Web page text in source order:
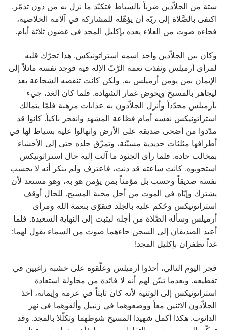
ستة من الجلاّدين ضرباً بالسياط فتكبّد ما نزل به من دون تذمّر.
اكتفى بالصَّلاة إلى ربّه أن يؤهّله للمشاركة في آلامه الخلاصية،
فجاءه صوت من العلاء يعده بإكليل المجد ‏في غضون ثلاثة أيام.
‏وكان بين الجلاّدين واحد اسمه استراتونيكس. هذا تحرّك قلبه
لمرأى أرميلس ونفذت نعمة الرَّبّ الإله فيه فوجد نفسه مائلاً إلى
الإيمان بمن يؤمن أرميلس به. ولكن كانت تنقصه الشجاعة بعد
ليجاهر بالمسيح ويخوض غمار الشهادة. فلما كان الغد، جيء
بأرميلس مجدّداً وأنزل الجلاّدون به عذابات مرهبة فلمّا يتمالك
استراتونيكس نفسه أمام فظاعة المشهد وانفجر باكياً. كانوا قد
مدّدوا من أضحى صديقه على الأرض وانهالوا عليه بسياط لها في
أطرافها مثلثات حديدية مسنّنة، وتمزّق جلده حتى إلى الأحشاء
بمخالب حادة. فلما رأى الجنود ما آلت إليه حال استراتونيكس
استجوبوه. كانت ساعته قد دنت، فاعترف ولم ينكر أنه لا يحسب
نفسه صديقاً وحسب بل مؤمناً بمن يؤمن هو به، وهو مستعد لأن
يشترك وإيّاه في الموت من أجل محبة المسيح. ‏للحال أوقف
استراتونيكس وحُكم عليه بالجلد فتقوّى بنعمة الله ومرأى
أرميلس وسأله الصَّلاة من أجله ليثبت إلى النهاية السعيدة. فلما
أعيد الصديقان إلى السجن جاءهما صوت من السماء يقول لهما:
غداً تظفران بإكليل المجد!
‏فجر اليوم التالي، أخذوا أرميلس وعلّقوه على خشبة راغبين في
تقطيعه. وبعدما تبيّن لهم أنه لا فائدة من محاولة استعادة
استراتونيكس إلى الوثنية لأنه كان ثابتاً في عزمه وإيمانه، أخذ
الجلاّدون الاثنين معاً ووضعوهما في زنبيل وألقوهما في نهر
الدانوب. هكذا أكمل شهيدا المسيح شوطهما وتكلّلا بالمجد. وقد